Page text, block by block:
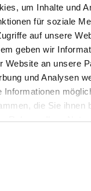
um Inhalte und
für soziale
auf unsere
geben wir
Website an unsere
und Analysen
Informationen
die Sie ihnen
Rahmen Ihrer